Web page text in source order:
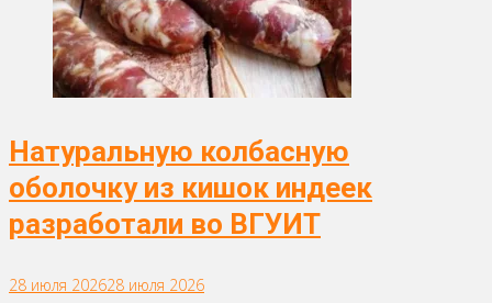
Натуральную колбасную
оболочку из кишок индеек
разработали во ВГУИТ
28 июля 202628 июля 2026